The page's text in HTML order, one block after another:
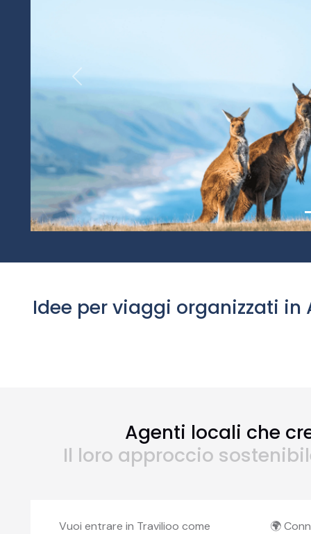
Idee per viaggi organizzati
Agenti locali che
Il loro approccio
Vuoi entrare in Travilioo come
🌍